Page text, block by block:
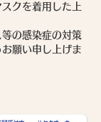
クを着用した上
の感染症の対策
願い申し上げま